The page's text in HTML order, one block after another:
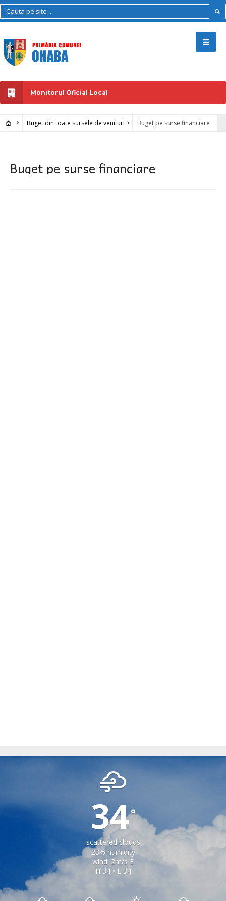
Monitorul Oficial Local
Buget din toate sursele de venituri Buget pe surse financiare
Buget pe surse financiare
34°
scattered clouds
23% humidity
wind: 2m/s E
H 34 • L 34